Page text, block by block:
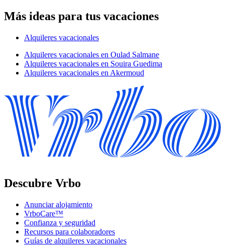
Más ideas para tus vacaciones
Alquileres vacacionales
Alquileres vacacionales en Oulad Salmane
Alquileres vacacionales en Souira Guedima
Alquileres vacacionales en Akermoud
Descubre Vrbo
Anunciar alojamiento
VrboCare™
Confianza y seguridad
Recursos para colaboradores
Guías de alquileres vacacionales